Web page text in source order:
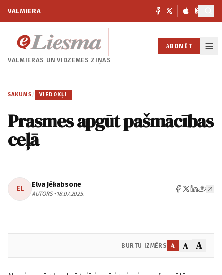
VALMIERA
VALMIERAS UNVIDZEMES ZIŅAS
ABONĒT
SĀKUMS / VIEDOKĻI
Prasmes apgūt pašmācības
ceļā
EL Elva Jēkabsone
AUTORS • 18.07.2025.
BURTU IZMĒRS A A A